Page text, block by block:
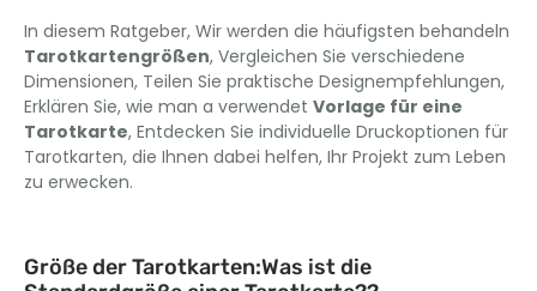
In diesem Ratgeber, Wir werden die häufigsten behandeln
Tarotkartengrößen, Vergleichen Sie verschiedene
Dimensionen, Teilen Sie praktische Designempfehlungen,
Erklären Sie, wie man a verwendet Vorlage für eine
Tarotkarte, Entdecken Sie individuelle Druckoptionen für
Tarotkarten, die Ihnen dabei helfen, Ihr Projekt zum Leben
zu erwecken.
Größe der Tarotkarten:Was ist die